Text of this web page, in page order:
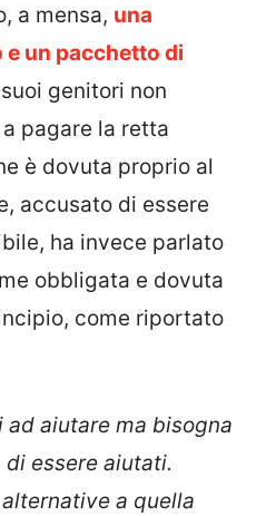
a mensa, una
un pacchetto di
genitori non
pagare la retta
è dovuta proprio al
accusato di essere
ha invece parlato
obbligata e dovuta
come riportato
aiutare ma bisogna
essere aiutati.
a quella